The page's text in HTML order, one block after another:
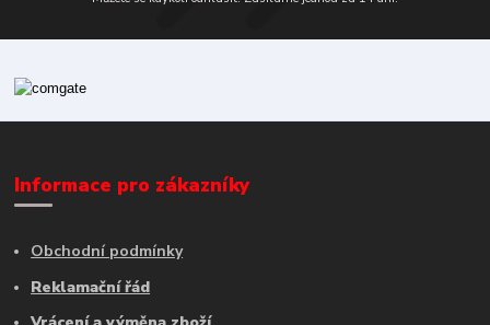
Informace pro zákazníky
Obchodní podmínky
Reklamační řád